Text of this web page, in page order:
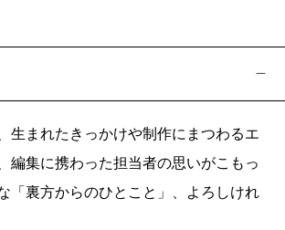
生まれたきっかけや制作にまつわるエ
編集に携わった担当者の思いがこもっ
「裏方からのひとこと」、よろしけれ